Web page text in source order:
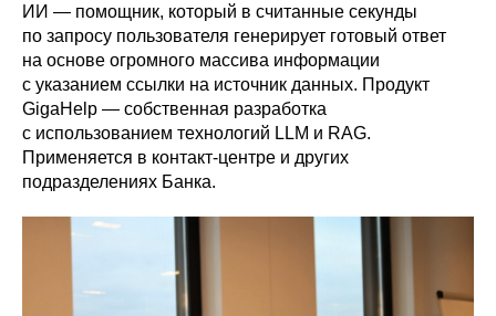
ИИ — помощник, который в считанные секунды
по запросу пользователя генерирует готовый ответ
на основе огромного массива информации
с указанием ссылки на источник данных. Продукт
GigaHelp — собственная разработка
с использованием технологий LLM и RAG.
Применяется в контакт-центре и других
подразделениях Банка.